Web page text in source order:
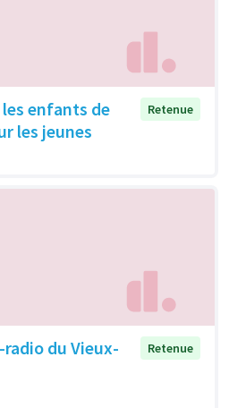
enfants de
les jeunes
Retenue
du Vieux-
Retenue